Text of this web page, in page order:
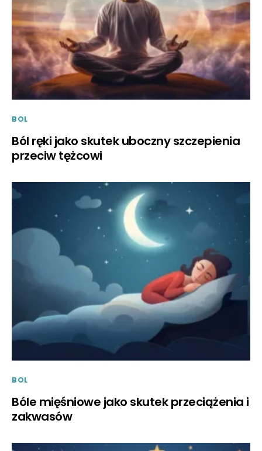
BOL
Ból ręki jako skutek uboczny szczepienia
przeciw tężcowi
BOL
Bóle mięśniowe jako skutek przeciążenia i
zakwasów